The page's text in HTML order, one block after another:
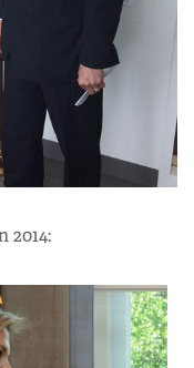
2014: